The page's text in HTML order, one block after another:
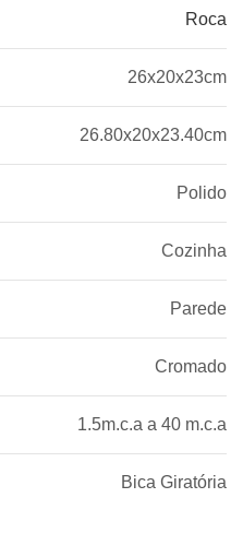
Roca
26x20x23cm
26.80x20x23.40cm
Polido
Cozinha
Parede
Cromado
1.5m.c.a a 40 m.c.a
Bica Giratória